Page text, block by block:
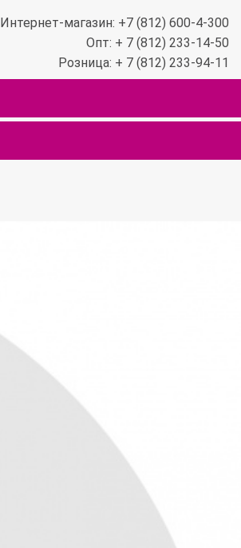
Интернет-магазин: +7 (812) 600-4-300
Опт: + 7 (812) 233-14-50
Розница: + 7 (812) 233-94-11